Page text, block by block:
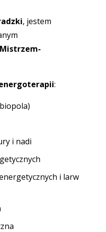
, jestem
Mistrzem-
:
i nadi
i larw